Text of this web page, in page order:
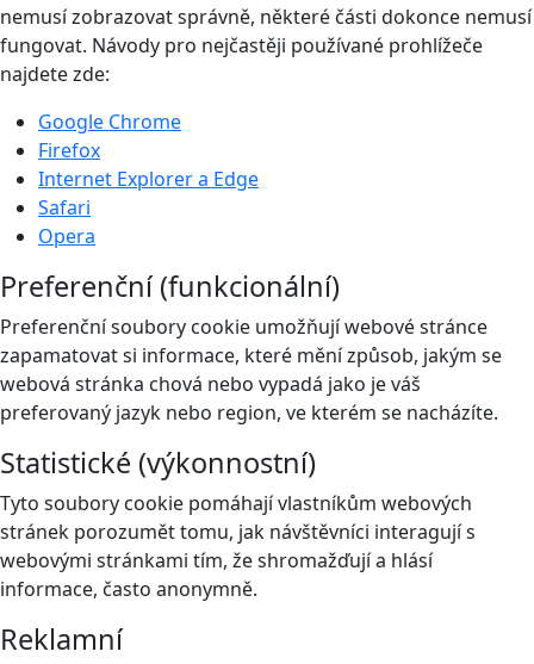
nemusí zobrazovat správně, některé části dokonce nemusí
fungovat. Návody pro nejčastěji používané prohlížeče
najdete zde:
Google Chrome
Firefox
Internet Explorer a Edge
Safari
Opera
Preferenční (funkcionální)
Preferenční soubory cookie umožňují webové stránce
zapamatovat si informace, které mění způsob, jakým se
webová stránka chová nebo vypadá jako je váš
preferovaný jazyk nebo region, ve kterém se nacházíte.
Statistické (výkonnostní)
Tyto soubory cookie pomáhají vlastníkům webových
stránek porozumět tomu, jak návštěvníci interagují s
webovými stránkami tím, že shromažďují a hlásí
informace, často anonymně.
Reklamní